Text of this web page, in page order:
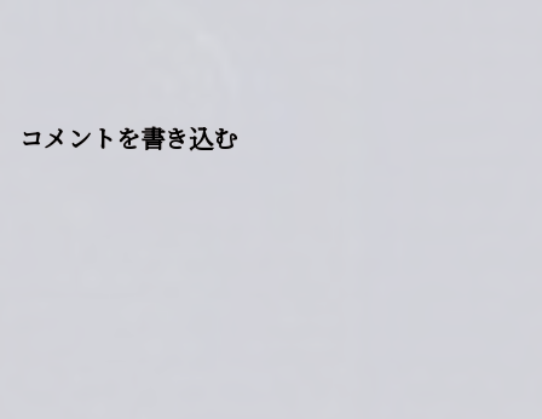
ャラクター。動きも自分と同じ型
なのに、こちらよりも一瞬早く、
コメントを書き込む